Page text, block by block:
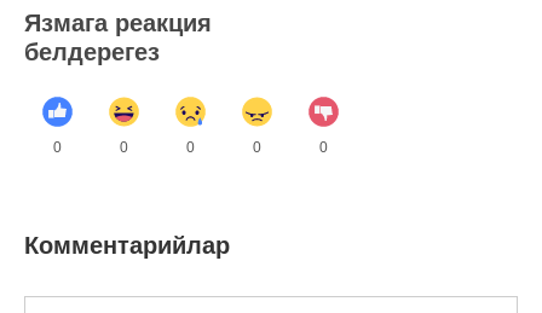
Язмага реакция
белдерегез
0 0 0 0 0
Комментарийлар